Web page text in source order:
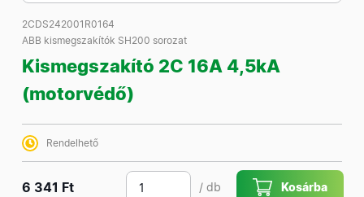
2CDS242001R0164
ABB kismegszakítók SH200 sorozat
Kismegszakító 2C 16A 4,5kA
(motorvédő)
Rendelhető
6 341 Ft / db Kosárba